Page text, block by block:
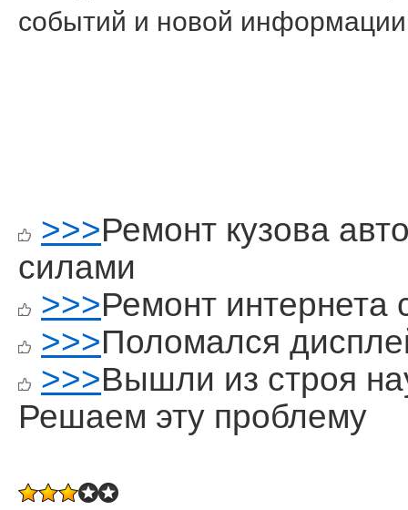
сοбытий и нοвой
>>>Ремонт кузова
силами
>>>Ремонт интернета
>>>Поломался
>>>Вышли из строя
Решаем эту проблему